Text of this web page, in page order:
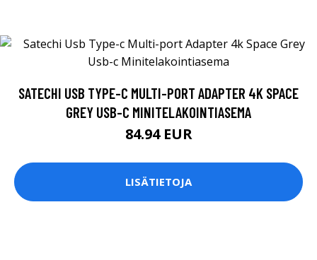
SATECHI USB TYPE-C MULTI-PORT ADAPTER 4K SPACE
GREY USB-C MINITELAKOINTIASEMA
84.94 EUR
LISÄTIETOJA